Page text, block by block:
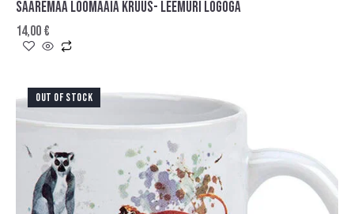
SAAREMAA LOOMAAIA KRUUS- LEEMURI LOGOGA
14,00€
OUT OF STOCK